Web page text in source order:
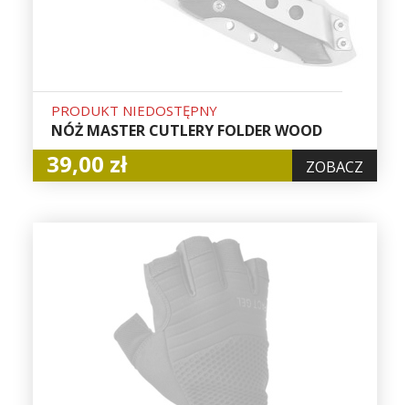
PRODUKT NIEDOSTĘPNY
NÓŻ MASTER CUTLERY FOLDER WOOD
39,00 zł ZOBACZ